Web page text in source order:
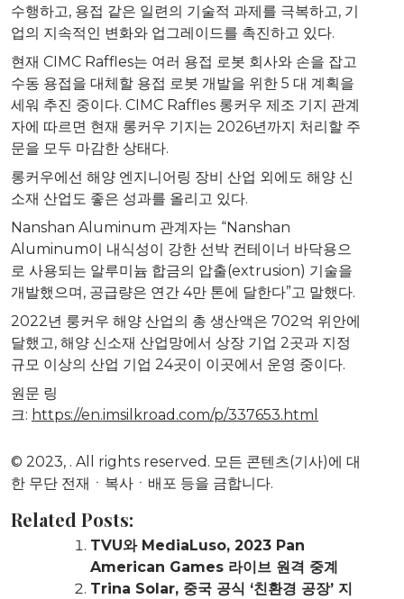
수행하고, 용접 같은 일련의 기술적 과제를 극복하고, 기
업의 지속적인 변화와 업그레이드를 촉진하고 있다.
현재 CIMC Raffles는 여러 용접 로봇 회사와 손을 잡고
수동 용접을 대체할 용접 로봇 개발을 위한 5 대 계획을
세워 추진 중이다. CIMC Raffles 롱커우 제조 기지 관계
자에 따르면 현재 롱커우 기지는 2026년까지 처리할 주
문을 모두 마감한 상태다.
롱커우에선 해양 엔지니어링 장비 산업 외에도 해양 신
소재 산업도 좋은 성과를 올리고 있다.
Nanshan Aluminum 관계자는 “Nanshan
Aluminum이 내식성이 강한 선박 컨테이너 바닥용으
로 사용되는 알루미늄 합금의 압출(extrusion) 기술을
개발했으며, 공급량은 연간 4만 톤에 달한다”고 말했다.
2022년 룽커우 해양 산업의 총 생산액은 702억 위안에
달했고, 해양 신소재 산업망에서 상장 기업 2곳과 지정
규모 이상의 산업 기업 24곳이 이곳에서 운영 중이다.
원문 링
크: https://en.imsilkroad.com/p/337653.html
© 2023, . All rights reserved. 모든 콘텐츠(기사)에 대
한 무단 전재ㆍ복사ㆍ배포 등을 금합니다.
Related Posts:
TVU와 MediaLuso, 2023 Pan
American Games 라이브 원격 중계
Trina Solar, 중국 공식 ‘친환경 공장’ 지